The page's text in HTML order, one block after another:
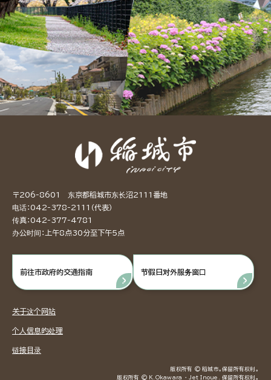
〒206-8601 东京都稻城市东长沼2111番地
电话：042-378-2111（代表）
传真：042-377-4781
办公时间：上午8点30分至下午5点
前往市政府的交通指南 节假日对外服务窗口
关于这个网站
个人信息的处理
链接目录
版权所有 © 稻城市。保留所有权利。
版权所有 © K.Okawara ・ Jet Inoue. 保留所有权利。